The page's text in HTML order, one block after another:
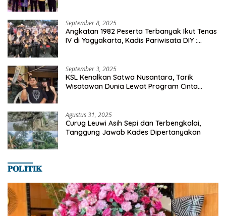
September 8, 2025
Angkatan 1982 Peserta Terbanyak Ikut Tenas
IV di Yogyakarta, Kadis Pariwisata DIY :
September 3, 2025
KSL Kenalkan Satwa Nusantara, Tarik
Wisatawan Dunia Lewat Program Cinta
Agustus 31, 2025
Curug Leuwi Asih Sepi dan Terbengkalai,
Tanggung Jawab Kades Dipertanyakan
𝐏𝐎𝐋𝐈𝐓𝐈𝐊